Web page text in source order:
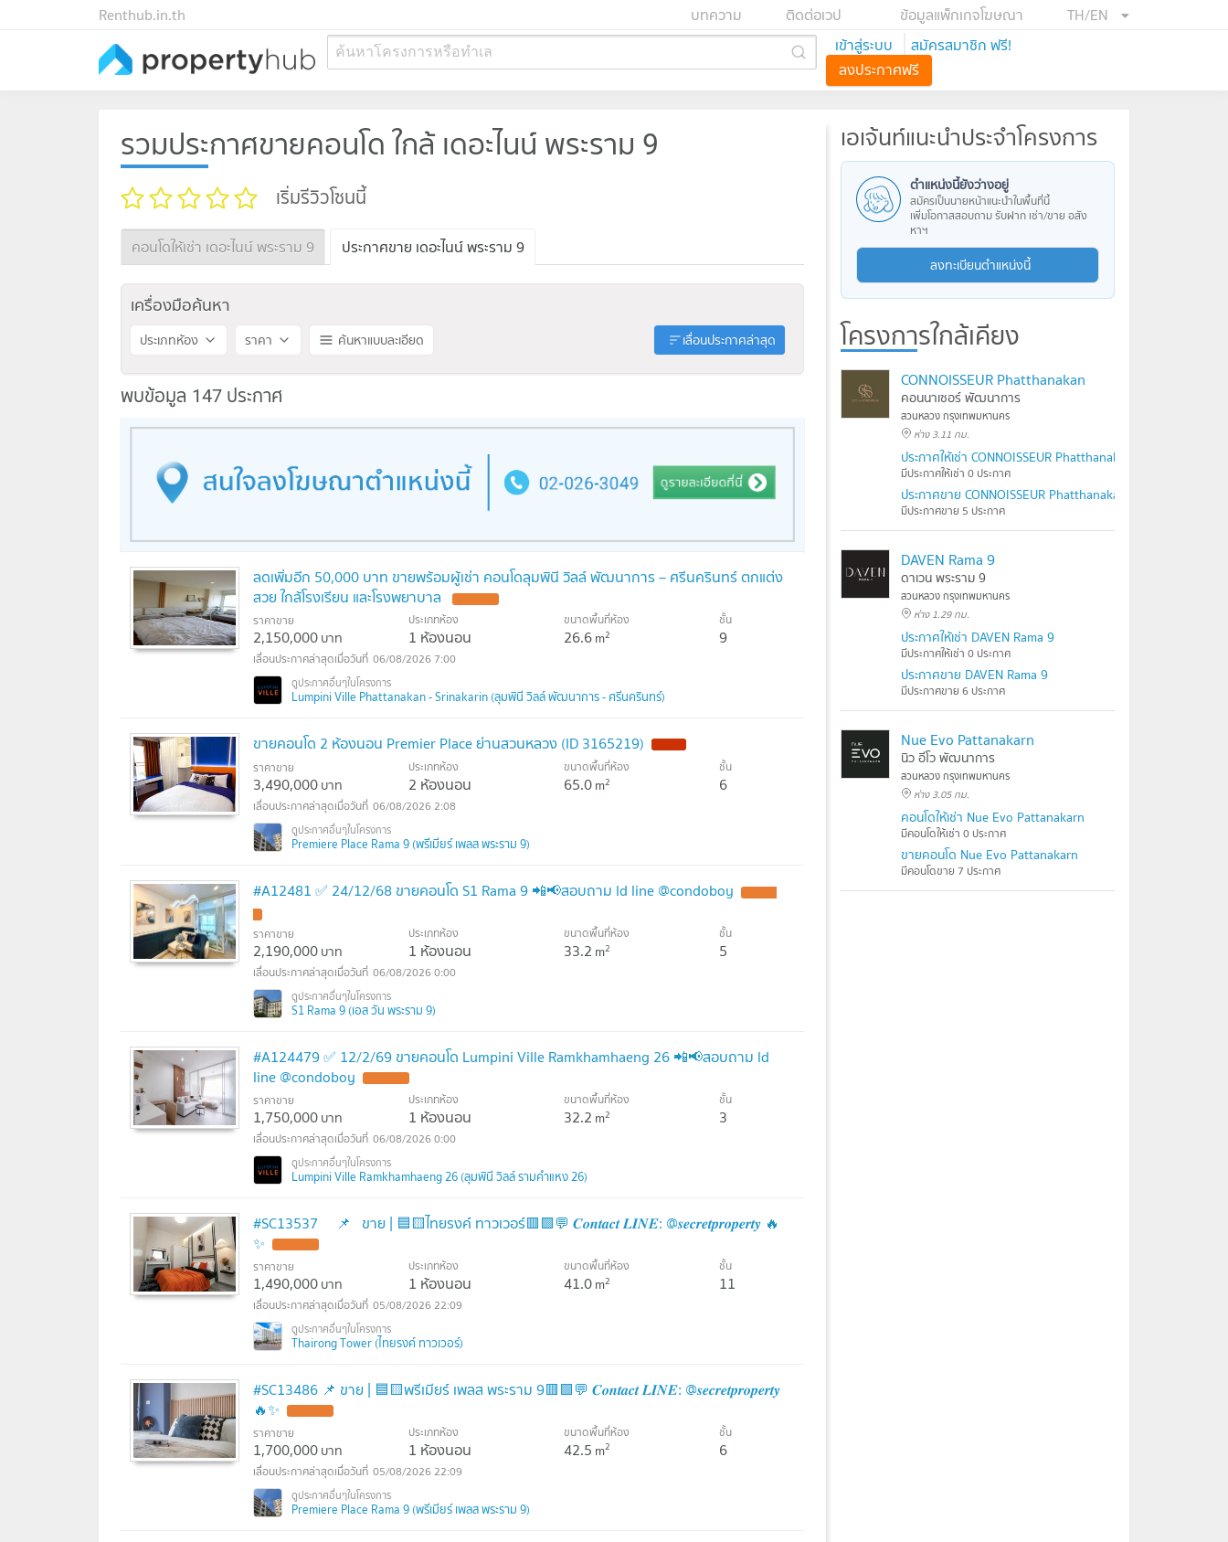
TH/EN
ข้อมูลแพ็กเกจโฆษณา
ติดต่อเวป
บทความ
Renthub.in.th
ค้นหาโครงการหรือทำเล เข้าสู่ระบบ
สมัครสมาชิก ฟรี!
ลงประกาศฟรี
รวมประกาศขายคอนโด ใกล้ เดอะไนน์ พระราม 9
เริ่มรีวิวโซนนี้
คอนโดให้เช่า เดอะไนน์ พระราม 9 ประกาศขาย เดอะไนน์ พระราม 9
เครื่องมือค้นหา
ประเภทห้อง ราคา ค้นหาแบบละเอียด เลื่อนประกาศล่าสุด
พบข้อมูล 147 ประกาศ
ลดเพิ่มอีก 50,000 บาท ขายพร้อมผู้เช่า คอนโดลุมพินี วิลล์ พัฒนาการ – ศรีนครินทร์ ตกแต่ง
สวย ใกล้โรงเรียน และโรงพยาบาล
ราคาขาย
2,150,000บาท
ประเภทห้อง
1 ห้องนอน
ขนาดพื้นที่ห้อง
26.6m2
ชั้น
9
06/08/2026 7:00
Lumpini Ville Phattanakan - Srinakarin (ลุมพินี วิลล์ พัฒนาการ - ศรีนครินทร์)
ขายคอนโด 2 ห้องนอน Premier Place ย่านสวนหลวง (ID 3165219)
ราคาขาย
3,490,000บาท
ประเภทห้อง
2 ห้องนอน
ขนาดพื้นที่ห้อง
65.0m2
ชั้น
6
06/08/2026 2:08
Premiere Place Rama 9 (พรีเมียร์ เพลส พระราม 9)
#A12481 ✅ 24/12/68 ขายคอนโด S1 Rama 9 📲📢สอบถาม ld line @condoboy
ราคาขาย
2,190,000บาท
ประเภทห้อง
1 ห้องนอน
ขนาดพื้นที่ห้อง
33.2 m2
ชั้น
5
06/08/2026 0:00
S1 Rama 9 (เอส วัน พระราม 9)
#A124479 ✅ 12/2/69 ขายคอนโด Lumpini Ville Ramkhamhaeng 26 📲📢สอบถาม ld
line @condoboy
ราคาขาย
1,750,000บาท
ประเภทห้อง
1 ห้องนอน
ขนาดพื้นที่ห้อง
32.2 m2
ชั้น
3
06/08/2026 0:00
Lumpini Ville Ramkhamhaeng 26 (ลุมพินี วิลล์ รามคำแหง 26)
#SC13537 📌 ขาย | 🟦🟨ไทยรงค์ ทาวเวอร์​🟥🟩💬 𝑪𝒐𝒏𝒕𝒂𝒄𝒕 𝑳𝑰𝑵𝑬: @𝒔𝒆𝒄𝒓𝒆𝒕𝒑𝒓𝒐𝒑𝒆𝒓𝒕𝒚 🔥
✨
ราคาขาย
1,490,000บาท
ประเภทห้อง
1 ห้องนอน
ขนาดพื้นที่ห้อง
41.0m2
ชั้น
11
05/08/2026 22:09
Thairong Tower (ไทยรงค์ ทาวเวอร์)
#SC13486​​ 📌 ขาย | 🟦🟨พรีเมียร์ เพลส พระราม 9🟥🟩💬 𝑪𝒐𝒏𝒕𝒂𝒄𝒕 𝑳𝑰𝑵𝑬: @𝒔𝒆𝒄𝒓𝒆𝒕𝒑𝒓𝒐𝒑𝒆𝒓𝒕𝒚
🔥✨
ราคาขาย
1,700,000บาท
ประเภทห้อง
1 ห้องนอน
ขนาดพื้นที่ห้อง
42.5 m2
ชั้น
6
05/08/2026 22:09
Premiere Place Rama 9 (พรีเมียร์ เพลส พระราม 9)
เอเจ้นท์แนะนำประจำโครงการ
ตำแหน่งนี้ยังว่างอยู่
สมัครเป็นนายหน้าแนะนำในพื้นที่นี้
เพิ่มโอกาสสอบถาม รับฝาก เช่า/ขาย อสัง
หาฯ
ลงทะเบียนตำแหน่งนี้
โครงการใกล้เคียง
CONNOISSEUR Phatthanakan
คอนนาเซอร์ พัฒนาการ
สวนหลวง กรุงเทพมหานคร
ห่าง 3.11 กม.
ประกาศให้เช่า CONNOISSEUR Phatthanakan
มีประกาศให้เช่า 0 ประกาศ
ประกาศขาย CONNOISSEUR Phatthanakan
มีประกาศขาย 5 ประกาศ
DAVEN Rama 9
ดาเวน พระราม 9
สวนหลวง กรุงเทพมหานคร
ห่าง 1.29 กม.
ประกาศให้เช่า DAVEN Rama 9
มีประกาศให้เช่า 0 ประกาศ
ประกาศขาย DAVEN Rama 9
มีประกาศขาย 6 ประกาศ
Nue Evo Pattanakarn
นิว อีโว พัฒนาการ
สวนหลวง กรุงเทพมหานคร
ห่าง 3.05 กม.
คอนโดให้เช่า Nue Evo Pattanakarn
มีคอนโดให้เช่า 0 ประกาศ
ขายคอนโด Nue Evo Pattanakarn
มีคอนโดขาย 7 ประกาศ